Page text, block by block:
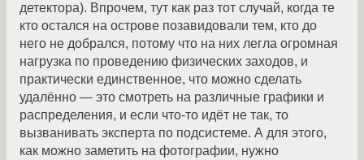
детектора). Впрочем, тут как раз тот случай, когда те
кто остался на острове позавидовали тем, кто до
него не добрался, потому что на них легла огромная
нагрузка по проведению физических заходов, и
практически единственное, что можно сделать
удалённо — это смотреть на различные графики и
распределения, и если что-то идёт не так, то
вызванивать эксперта по подсистеме. А для этого,
как можно заметить на фотографии, нужно